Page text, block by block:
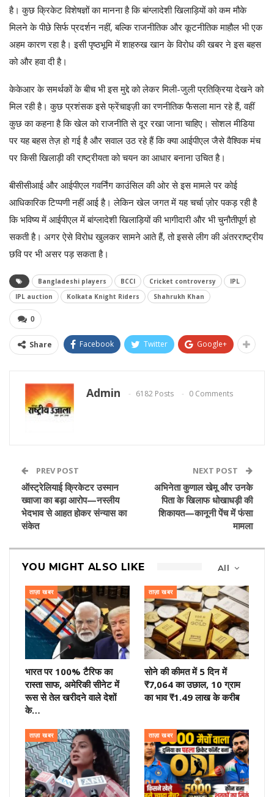
है। कुछ क्रिकेट विशेषज्ञों का मानना है कि बांग्लादेशी खिलाड़ियों को कम मौके
मिलने के पीछे सिर्फ प्रदर्शन नहीं, बल्कि राजनीतिक और कूटनीतिक माहौल भी एक
अहम कारण रहा है। इसी पृष्ठभूमि में शाहरुख खान के विरोध की खबर ने इस बहस
को और हवा दी है।
केकेआर के समर्थकों के बीच भी इस मुद्दे को लेकर मिली-जुली प्रतिक्रिया देखने को
मिल रही है। कुछ प्रशंसक इसे फ्रेंचाइज़ी का रणनीतिक फैसला मान रहे हैं, वहीं
कुछ का कहना है कि खेल को राजनीति से दूर रखा जाना चाहिए। सोशल मीडिया
पर यह बहस तेज़ हो गई है और सवाल उठ रहे हैं कि क्या आईपीएल जैसे वैश्विक मंच
पर किसी खिलाड़ी की राष्ट्रीयता को चयन का आधार बनाना उचित है।
बीसीसीआई और आईपीएल गवर्निंग काउंसिल की ओर से इस मामले पर कोई
आधिकारिक टिप्पणी नहीं आई है। लेकिन खेल जगत में यह चर्चा ज़ोर पकड़ रही है
कि भविष्य में आईपीएल में बांग्लादेशी खिलाड़ियों की भागीदारी और भी चुनौतीपूर्ण हो
सकती है। अगर ऐसे विरोध खुलकर सामने आते हैं, तो इससे लीग की अंतरराष्ट्रीय
छवि पर भी असर पड़ सकता है।
Bangladeshi players BCCI Cricket controversy
IPL
IPL auction
Kolkata Knight Riders Shahrukh Khan
0
Share Facebook Twitter Google+
Admin 6182 Posts 0 Comments
PREV POST
ऑस्ट्रेलियाई क्रिकेटर उस्मान
ख्वाजा का बड़ा आरोप—नस्लीय
भेदभाव से आहत होकर संन्यास का
संकेत
NEXT POST
अभिनेता कुणाल खेमू और उनके
पिता के खिलाफ धोखाधड़ी की
शिकायत—कानूनी पेंच में फंसा
मामला
All
YOU MIGHT ALSO LIKE
ताज़ा खबर
भारत पर 100% टैरिफ का
रास्ता साफ, अमेरिकी सीनेट में
रूस से तेल खरीदने वाले देशों
के…
ताज़ा खबर
सोने की कीमत में 5 दिन में
₹7,064 का उछाल, 10 ग्राम
का भाव ₹1.49 लाख के करीब
ताज़ा खबर ताज़ा खबर